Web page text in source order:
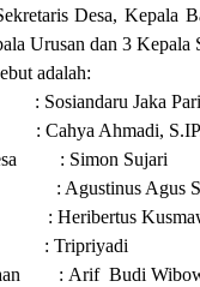
ARSIP ARTIKEL
Desa, Kepala
Urusan dan 3 Kepala
adalah:
: Sosiandaru Jaka
: Cahya Ahmadi,
: Simon Sujari
: Agustinus Agus
: Heribertus
: Tripriyadi
: Arif Budi